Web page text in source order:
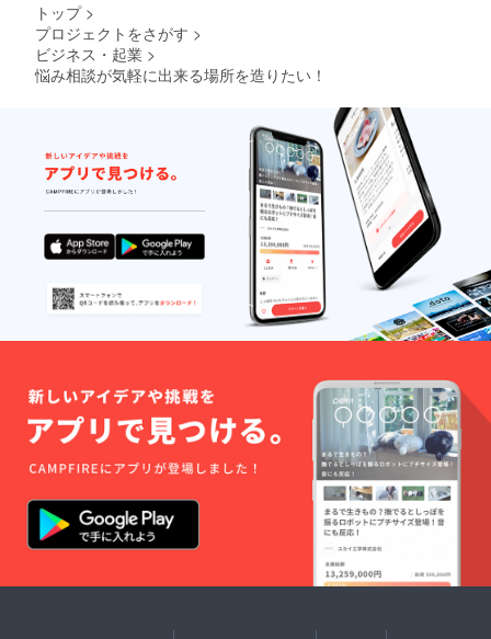
トップ >
プロジェクトをさがす >
ビジネス・起業 >
悩み相談が気軽に出来る場所を造りたい！